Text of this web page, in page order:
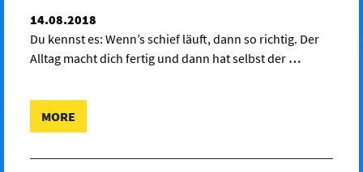
14.08.2018
Du kennst es: Wenn’s schief läuft, dann so richtig. Der
Alltag macht dich fertig und dann hat selbst der …
MORE